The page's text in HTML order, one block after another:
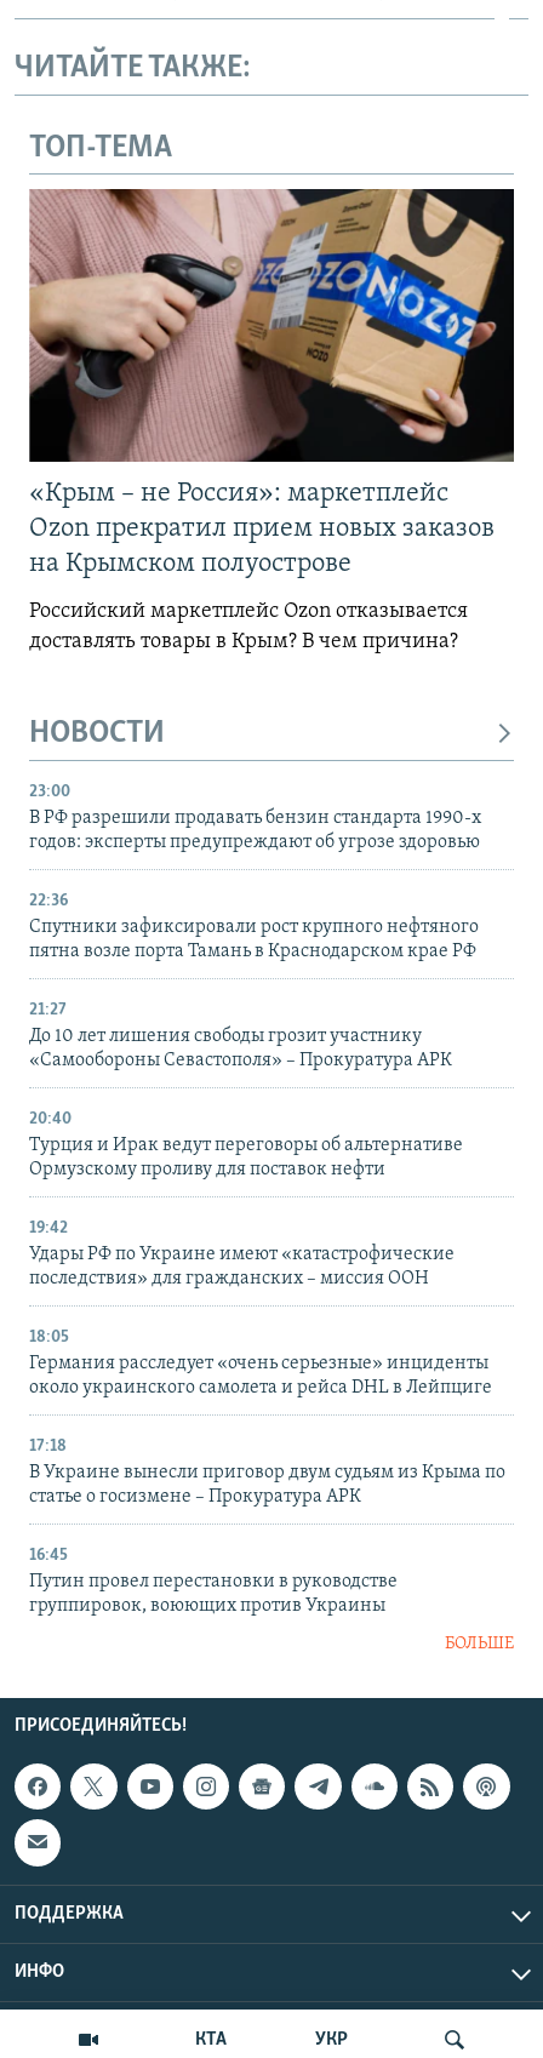
КТА УКР
ЧИТАЙТЕ ТАКЖЕ:
ТОП-ТЕМА
«Крым – не Россия»: маркетплейс
Ozon прекратил прием новых заказов
на Крымском полуострове
Российский маркетплейс Ozon отказывается
доставлять товары в Крым? В чем причина?
НОВОСТИ
23:00
В РФ разрешили продавать бензин стандарта 1990-х
годов: эксперты предупреждают об угрозе здоровью
22:36
Спутники зафиксировали рост крупного нефтяного
пятна возле порта Тамань в Краснодарском крае РФ
21:27
До 10 лет лишения свободы грозит участнику
«Самообороны Севастополя» – Прокуратура АРК
20:40
Турция и Ирак ведут переговоры об альтернативе
Ормузскому проливу для поставок нефти
19:42
Удары РФ по Украине имеют «катастрофические
последствия» для гражданских – миссия ООН
18:05
Германия расследует «очень серьезные» инциденты
около украинского самолета и рейса DHL в Лейпциге
17:18
В Украине вынесли приговор двум судьям из Крыма по
статье о госизмене – Прокуратура АРК
16:45
Путин провел перестановки в руководстве
группировок, воюющих против Украины
БОЛЬШЕ
ПРИСОЕДИНЯЙТЕСЬ!
ПОДДЕРЖКА
ИНФО
Copyright Крым.Реалии, 2026 | Все права защищены.
UTC+3